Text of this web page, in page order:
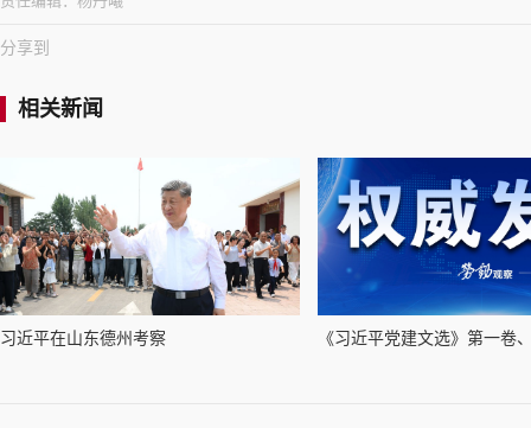
分享到
相关新闻
习近平在山东德州考察 《习近平党建文选》第一卷